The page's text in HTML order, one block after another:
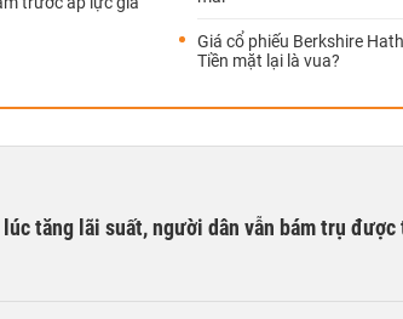
Giá cổ phiếu Berkshire
Tiền mặt lại là vua?
tăng lãi suất, người dân vẫn bám trụ